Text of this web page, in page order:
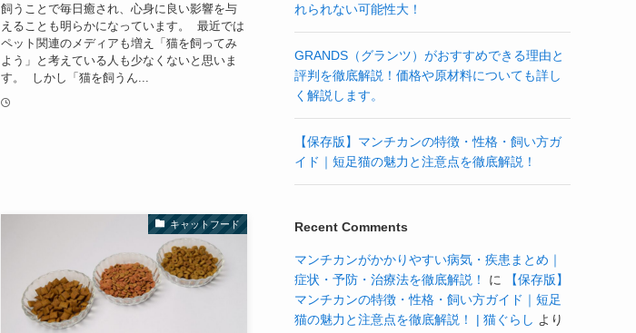
飼うことで毎日癒され、心身に良い影響を与
えることも明らかになっています。 最近では
ペット関連のメディアも増え「猫を飼ってみ
よう」と考えている人も少なくないと思いま
す。 しかし「猫を飼うん...
キャットフード
れられない可能性大！
GRANDS（グランツ）がおすすめできる理由と
評判を徹底解説！価格や原材料についても詳し
く解説します。
【保存版】マンチカンの特徴・性格・飼い方ガ
イド｜短足猫の魅力と注意点を徹底解説！
Recent Comments
マンチカンがかかりやすい病気・疾患まとめ｜
症状・予防・治療法を徹底解説！
に
【保存版】
マンチカンの特徴・性格・飼い方ガイド｜短足
猫の魅力と注意点を徹底解説！ | 猫ぐらし より